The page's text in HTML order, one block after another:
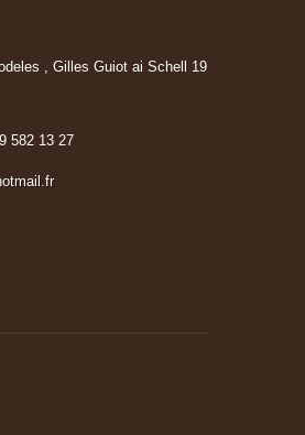
, Gilles Guiot ai Schell 19
582 13 27